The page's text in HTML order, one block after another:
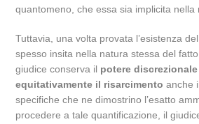
quantomeno, che essa sia implicita nella
Tuttavia, una volta provata l’esistenza
spesso insita nella natura stessa del
giudice conserva il potere
equitativamente il risarcimento anche
specifiche che ne dimostrino l’esatto
procedere a tale quantificazione, il